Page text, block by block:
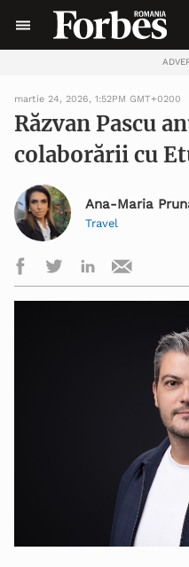
martie 24, 2026, 1:52PM GMT+0200
Răzvan Pascu
colaborării cu
Ana-Maria
Travel